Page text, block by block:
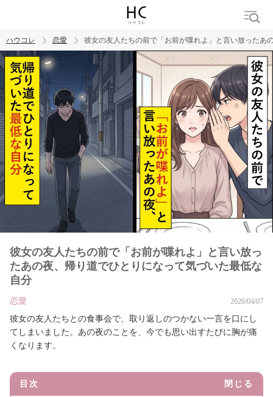
トレンド ワード
恋愛
ハウコレ 恋愛 彼女の友人たちの前で「お前が喋れよ」と言い放ったあ
彼女の友人たちの前で「お前が喋れよ」と言い放っ
たあの夜、帰り道でひとりになって気づいた最低な
自分
恋愛 2026/04/07
彼女の友人たちとの食事会で、取り返しのつかない一言を口にし
てしまいました。あの夜のことを、今でも思い出すたびに胸が痛
くなります。
目次 閉じる